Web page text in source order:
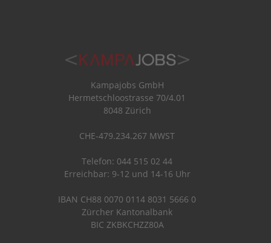
Kampajobs GmbH
Hermetschloostrasse 70/4.01
8048 Zürich
CHE-479.234.267 MWST
Telefon: 044 515 02 44
Erreichbar: 9-12 und 14-16 Uhr
IBAN CH88 0070 0114 8031 5666 0
Zürcher Kantonalbank
BIC ZKBKCHZZ80A